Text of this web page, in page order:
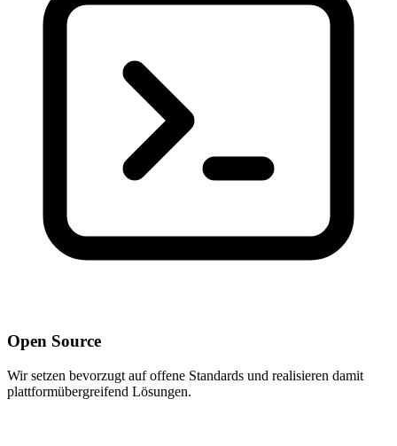
Open Source
Wir setzen bevorzugt auf offene Standards und realisieren damit
plattformübergreifend Lösungen.